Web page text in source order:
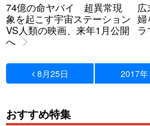
74億の命ヤバイ 超異常現
象を起こす宇宙ステーション
VS人類の映画、来年1月公開
へ
広
婦
ラ
8月25日 2017年
おすすめ特集